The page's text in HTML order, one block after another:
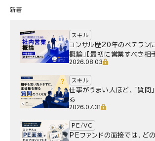
新着
スキル
コンサル歴20年のベテラン
概論」【最初に営業すべき
で】
2026.08.03
スキル
仕事がうまい人ほど、「質問
る
2026.07.31
PE/VC
PEファンドの面接では、ど